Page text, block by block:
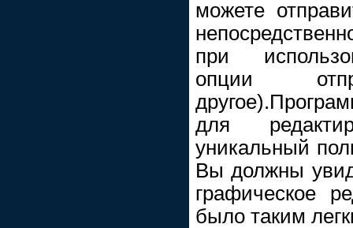
можете
при
опции
для
уникальный
Вы должны
графическое
было таким